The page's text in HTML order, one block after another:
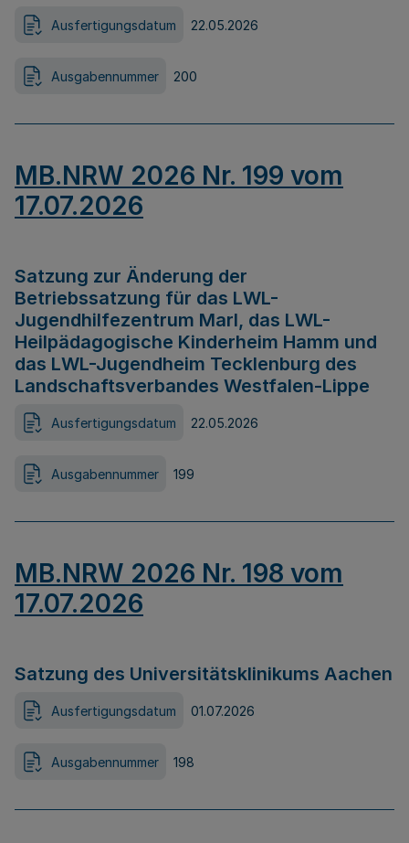
Ausfertigungsdatum 22.05.2026
Ausgabennummer 200
MB.NRW 2026 Nr. 199 vom
17.07.2026
Satzung zur Änderung der
Betriebssatzung für das LWL-
Jugendhilfezentrum Marl, das LWL-
Heilpädagogische Kinderheim Hamm und
das LWL-Jugendheim Tecklenburg des
Landschaftsverbandes Westfalen-Lippe
Ausfertigungsdatum 22.05.2026
Ausgabennummer 199
MB.NRW 2026 Nr. 198 vom
17.07.2026
Satzung des Universitätsklinikums Aachen
Ausfertigungsdatum 01.07.2026
Ausgabennummer 198